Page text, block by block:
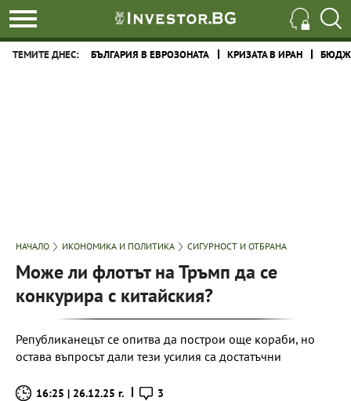
ТЕМИТЕ ДНЕС: БЪЛГАРИЯ В ЕВРОЗОНАТА КРИЗАТА В ИРАН
НАЧАЛО ИКОНОМИКА И ПОЛИТИКА СИГУРНОСТ И ОТБРАНА
Може ли флотът на Тръмп да се
конкурира с китайския?
Републиканецът се опитва да построи още кораби, но
остава въпросът дали тези усилия са достатъчни
16:25 | 26.12.25 г. 3